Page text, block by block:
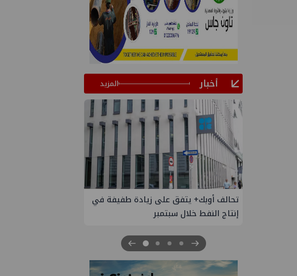
أخبار المزيد
تحالف أوبك+ يتفق على زيادة طفيفة في
إنتاج النفط خلال سبتمبر